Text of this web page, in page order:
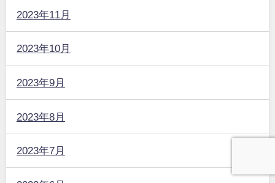
2023年11月
2023年10月
2023年9月
2023年8月
2023年7月